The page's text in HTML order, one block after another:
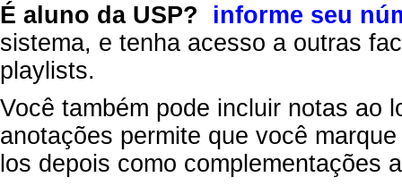
É aluno da USP?
informe seu
sistema, e tenha acesso a outras
playlists.
Você também pode incluir notas ao
anotações permite que você
los depois como complementações